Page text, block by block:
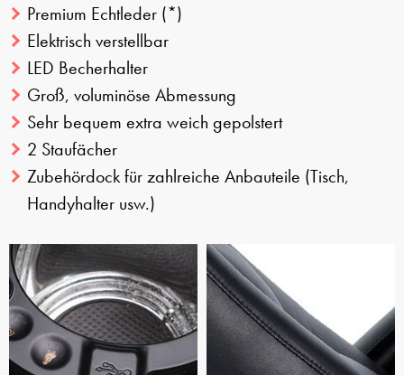
Premium Echtleder (*)
Elektrisch verstellbar
LED Becherhalter
Groß, voluminöse Abmessung
Sehr bequem extra weich gepolstert
2 Staufächer
Zubehördock für zahlreiche Anbauteile (Tisch,
Handyhalter usw.)